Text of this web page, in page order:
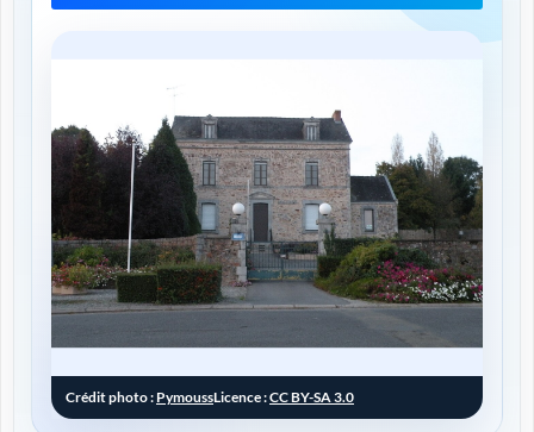
Crédit photo : PymoussLicence :CC BY-SA 3.0